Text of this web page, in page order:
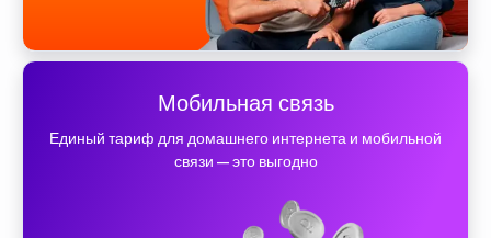
Мобильная связь
Единый тариф для домашнего интернета и мобильной
связи — это выгодно